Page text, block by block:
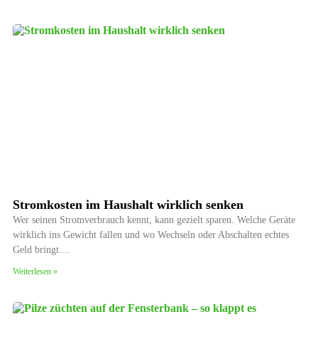
Stromkosten im Haushalt wirklich senken
Wer seinen Stromverbrauch kennt, kann gezielt sparen. Welche Geräte
wirklich ins Gewicht fallen und wo Wechseln oder Abschalten echtes
Geld bringt.
Weiterlesen »